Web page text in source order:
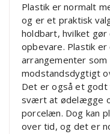
Plastik er normalt
og er et praktisk
holdbart, hvilket
opbevare. Plastik
arrangementer
modstandsdygtigt
Det er også et godt
svært at ødelægge
porcelæn. Dog kan
over tid, og det er